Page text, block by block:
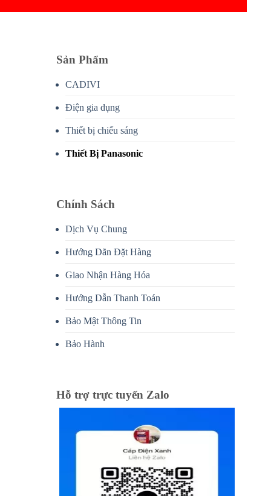
Sản Phẩm
CADIVI
Điện gia dụng
Thiết bị chiếu sáng
Thiết Bị Panasonic
Chính Sách
Dịch Vụ Chung
Hướng Dãn Đặt Hàng
Giao Nhận Hàng Hóa
Hướng Dẫn Thanh Toán
Bảo Mật Thông Tin
Bảo Hành
Hỗ trợ trực tuyến Zalo